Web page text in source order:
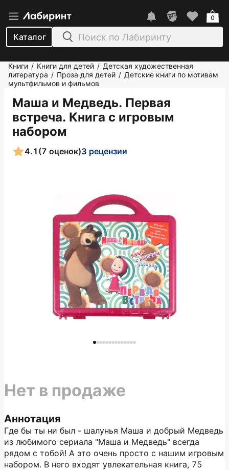
Каталог
0
Книги / Книги для детей / Детская художественная
литература / Проза для детей / Детские книги по мотивам
мультфильмов и фильмов
Маша и Медведь. Первая
встреча. Книга с игровым
набором
4.1 (7 оценок)3 рецензии
Аннотация
Где бы ты ни был - шалунья Маша и добрый Медведь
из любимого сериала "Маша и Медведь" всегда
рядом с тобой! А это очень просто с нашим игровым
набором. В него входят увлекательная книга, 75
Нет в продаже